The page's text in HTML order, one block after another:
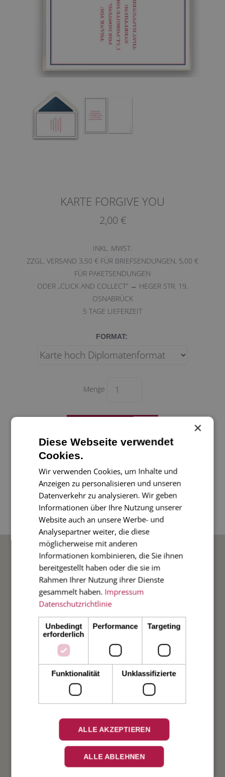
KARTE FORGIVE YOU
2,00 €
INKL. MWST.
ZZGL. VERSAND 3,50 € FÜR BRIEFSENDUNGEN, 5,00 €
FÜR PAKETSENDUNGEN
ODER „CLICK AND COLLECT“ → HEGER STR. 19,
OSNABRÜCK
5 TAGE LIEFERZEIT
FORMAT:
Menge
Unsere neuen frechen Sprüche als Gruß- oder
Dankeskarte!
2-seitige Karte im Diplomatenformat, 11 x 17
cm, Umschlag innen navy blue.
BELIEBTE ANLÄSSE
Hochzeit
Weihnachten
Taufe
Geburt
×
Diese Webseite verwendet
Cookies.
Wir verwenden Cookies, um Inhalte und
Anzeigen zu personalisieren und unseren
Datenverkehr zu analysieren. Wir geben
Informationen über Ihre Nutzung unserer
Website auch an unsere Werbe- und
Analysepartner weiter, die diese
möglicherweise mit anderen
Informationen kombinieren, die Sie ihnen
bereitgestellt haben oder die sie im
Rahmen Ihrer Nutzung ihrer Dienste
gesammelt haben. Impressum
Datenschutzrichtlinie
Unbedingt
erforderlich
Performance Targeting
Funktionalität Unklassifizierte
ALLE AKZEPTIEREN
ALLE ABLEHNEN